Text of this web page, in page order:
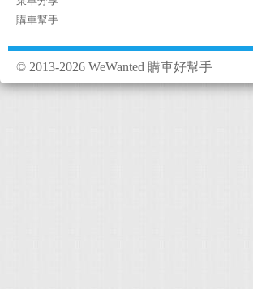
購車幫手
© 2013-2026 WeWanted 購車好幫手